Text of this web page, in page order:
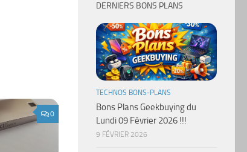
0
DERNIERS BONS PLANS
TECHNOS BONS-PLANS
Bons Plans Geekbuying du
Lundi 09 Février 2026 !!!
9 FÉVRIER 2026